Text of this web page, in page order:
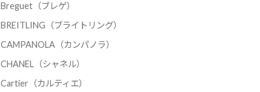
Breguet（ブレゲ）
BREITLING（ブライトリング）
CAMPANOLA（カンパノラ）
CHANEL（シャネル）
Cartier（カルティエ）